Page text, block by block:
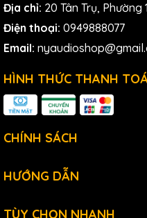
và pitch và
bấm có thể gán và các
DAW phổ biến
Chế độ Smart Chord
Chế độ Smart Scale
Địa chỉ: 20 Tân Trụ, Phường
Điện thoại: 0949888077
Email:
HÌNH THỨC THANH
CHÍNH SÁCH
HƯỚNG DẪN
TÙY CHỌN NHANH